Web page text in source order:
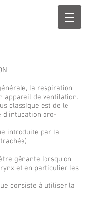
la respiration
appareil de ventilation.
classique est de le
d'intubation oro-
introduite par la
gênante lorsqu'on
et en particulier les
consiste à utiliser la